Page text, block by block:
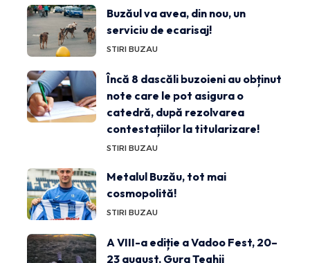
Buzăul va avea, din nou, un
serviciu de ecarisaj!
STIRI BUZAU
Încă 8 dascăli buzoieni au obținut
note care le pot asigura o
catedră, după rezolvarea
contestațiilor la titularizare!
STIRI BUZAU
Metalul Buzău, tot mai
cosmopolită!
STIRI BUZAU
A VIII-a ediție a Vadoo Fest, 20–
23 august, Gura Teghii